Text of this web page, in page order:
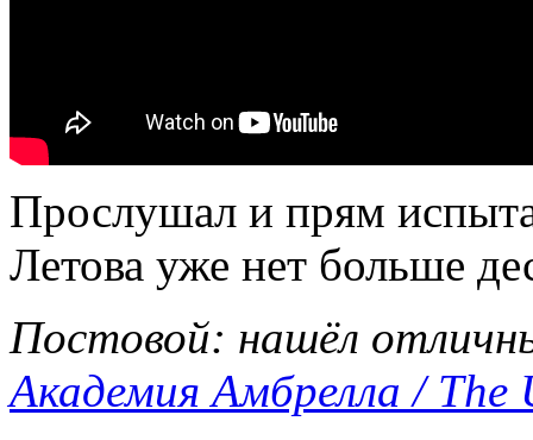
Прослушал и прям
Летова уже нет больше
Постовой: нашёл
Академия Амбрелла / The